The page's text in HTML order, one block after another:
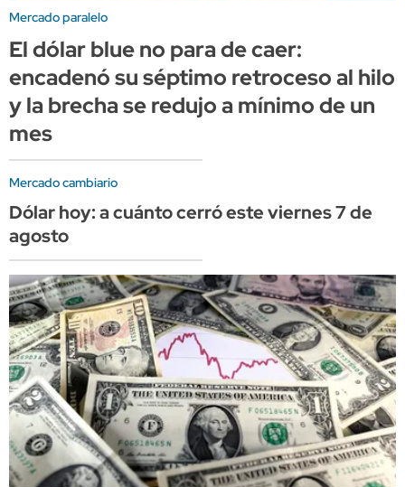
Mercado paralelo
El dólar blue no para de caer:
encadenó su séptimo retroceso al hilo
y la brecha se redujo a mínimo de un
mes
Mercado cambiario
Dólar hoy: a cuánto cerró este viernes 7 de
agosto